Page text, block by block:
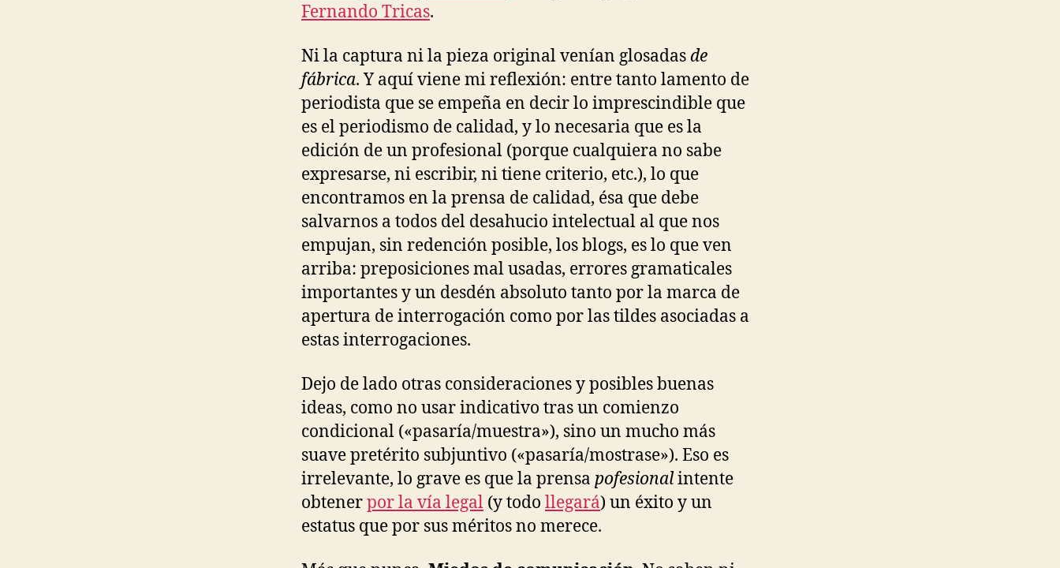
Fernando Tricas.
Ni la captura ni la pieza original venían glosadas de
fábrica. Y aquí viene mi reflexión: entre tanto lamento de
periodista que se empeña en decir lo imprescindible que
es el periodismo de calidad, y lo necesaria que es la
edición de un profesional (porque cualquiera no sabe
expresarse, ni escribir, ni tiene criterio, etc.), lo que
encontramos en la prensa de calidad, ésa que debe
salvarnos a todos del desahucio intelectual al que nos
empujan, sin redención posible, los blogs, es lo que ven
arriba: preposiciones mal usadas, errores gramaticales
importantes y un desdén absoluto tanto por la marca de
apertura de interrogación como por las tildes asociadas a
estas interrogaciones.
Dejo de lado otras consideraciones y posibles buenas
ideas, como no usar indicativo tras un comienzo
condicional («pasaría/muestra»), sino un mucho más
suave pretérito subjuntivo («pasaría/mostrase»). Eso es
irrelevante, lo grave es que la prensa pofesionalintente
obtenerpor la vía legal (y todo llegará) un éxito y un
estatus que por sus méritos no merece.